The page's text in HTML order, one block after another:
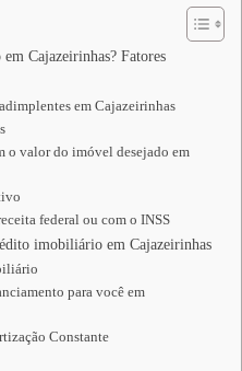
Cajazeirinhas? Fatores
em Cajazeirinhas
o valor do imóvel desejado em
federal ou com o INSS
imobiliário em Cajazeirinhas
para você em
Constante